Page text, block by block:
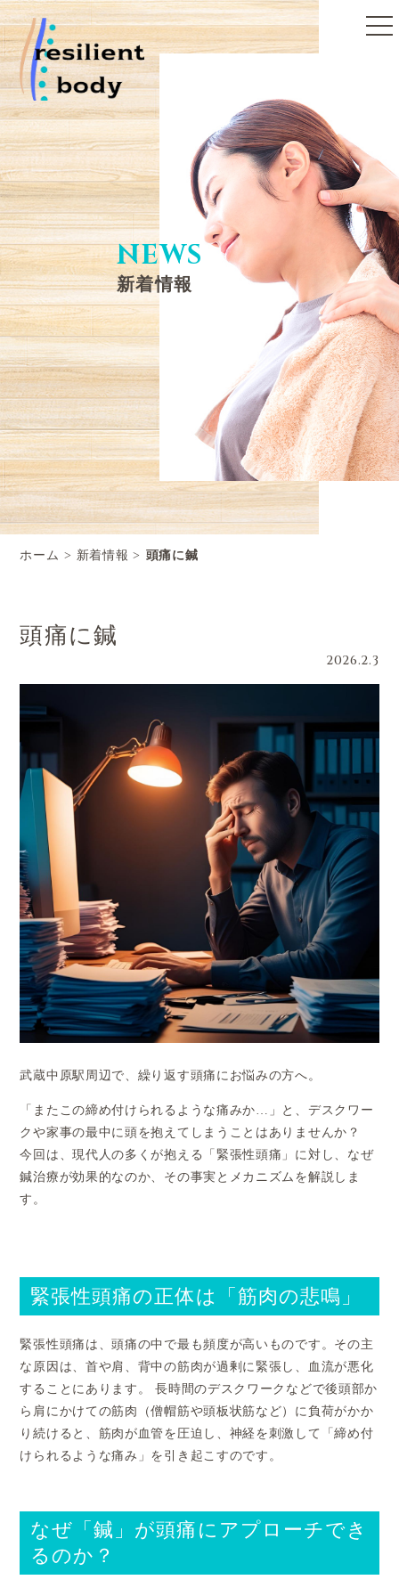
toggle
NEWS
新着情報
ホーム 新着情報 頭痛に鍼
頭痛に鍼
2026.2.3
武蔵中原駅周辺で、繰り返す頭痛にお悩みの方へ。
「またこの締め付けられるような痛みか…」と、デスクワー
クや家事の最中に頭を抱えてしまうことはありませんか？
今回は、現代人の多くが抱える「緊張性頭痛」に対し、なぜ
鍼治療が効果的なのか、その事実とメカニズムを解説しま
す。
緊張性頭痛の正体は「筋肉の悲鳴」
緊張性頭痛は、頭痛の中で最も頻度が高いものです。その主
な原因は、首や肩、背中の筋肉が過剰に緊張し、血流が悪化
することにあります。 長時間のデスクワークなどで後頭部か
ら肩にかけての筋肉（僧帽筋や頭板状筋など）に負荷がかか
り続けると、筋肉が血管を圧迫し、神経を刺激して「締め付
けられるような痛み」を引き起こすのです。
なぜ「鍼」が頭痛にアプローチでき
るのか？